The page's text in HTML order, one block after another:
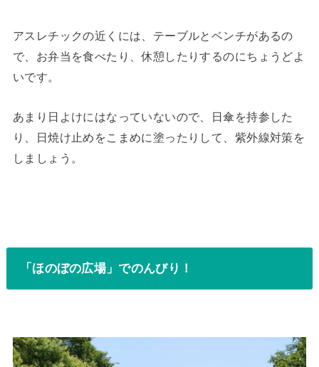
アスレチックの近くには、テーブルとベンチがあるの
で、お弁当を食べたり、休憩したりするのにちょうどよ
いです。
あまり日よけにはなっていないので、日傘を持参した
り、日焼け止めをこまめに塗ったりして、紫外線対策を
しましょう。
「ほのぼの広場」でのんびり！